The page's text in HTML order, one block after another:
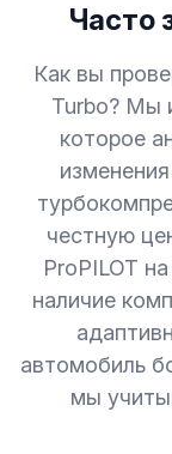
Часто
Как вы
Turbo? Мы
которое
честную
ProPILOT
наличие
автомобиль
мы